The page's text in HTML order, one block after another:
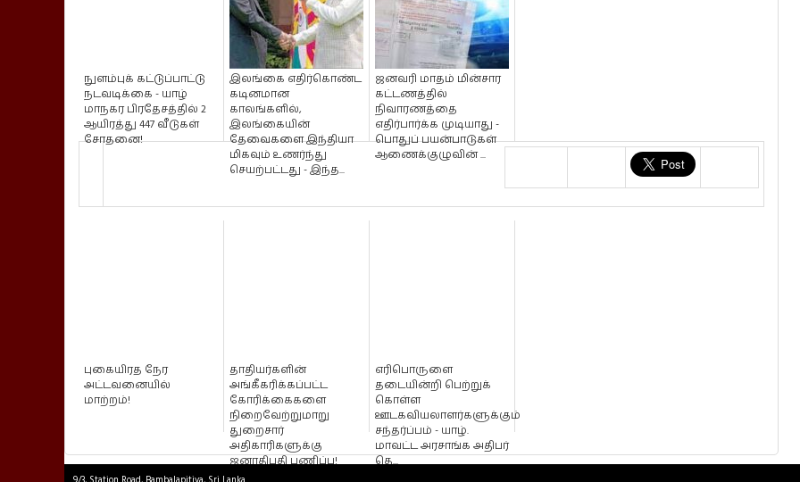
நுளம்புக் கட்டுப்பாட்டு
நடவடிக்கை - யாழ்
மாநகர பிரதேசத்தில் 2
ஆயிரத்து 447 வீடுகள்
சோதனை!
இலங்கை எதிர்கொண்ட
கடினமான
காலங்களில்,
இலங்கையின்
தேவைகளை இந்தியா
மிகவும் உணர்ந்து
செயற்பட்டது - இந்த...
ஜனவரி மாதம் மின்சார
கட்டணத்தில்
நிவாரணத்தை
எதிர்பார்க்க முடியாது -
பொதுப் பயன்பாடுகள்
ஆணைக்குழுவின் ...
புகையிரத நேர
அட்டவனையில்
மாற்றம்!
தாதியர்களின்
அங்கீகரிக்கப்பட்ட
கோரிக்கைகளை
நிறைவேற்றுமாறு
துறைசார்
அதிகாரிகளுக்கு
ஜனாதிபதி பணிப்பு!
எரிபொருளை
தடையின்றி பெற்றுக்
கொள்ள
ஊடகவியலாளர்களுக்கும்
சந்தர்ப்பம் - யாழ்.
மாவட்ட அரசாங்க அதிபர்
தெ...